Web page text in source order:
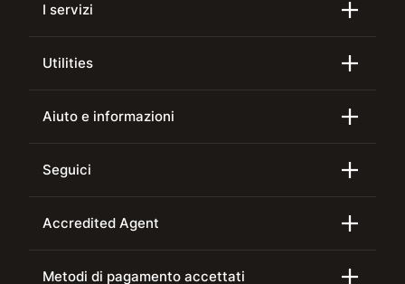
I servizi
Utilities
Aiuto e informazioni
Seguici
Accredited Agent
Metodi di pagamento accettati